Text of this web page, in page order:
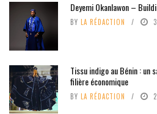
Deyemi Okanlawon –
BY LA RÉDACTION
Tissu indigo au Bénin : un
filière économique
BY LA RÉDACTION